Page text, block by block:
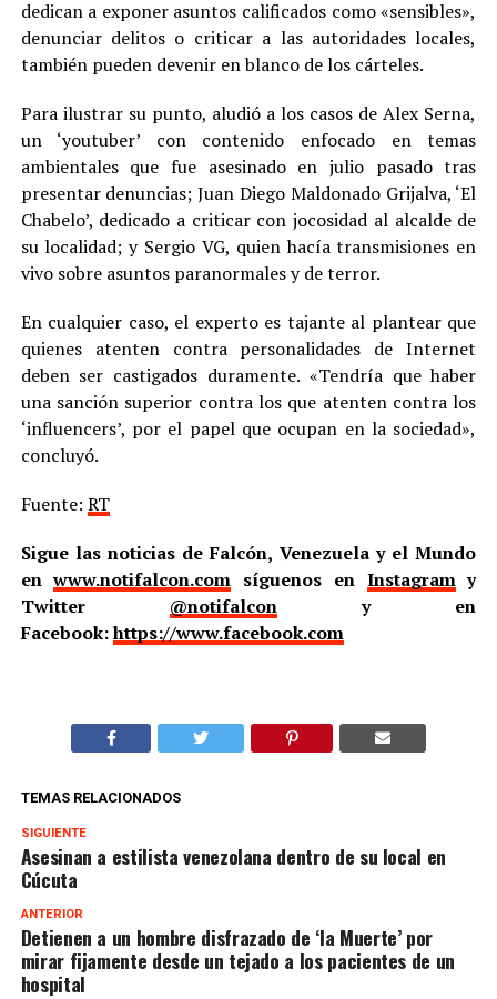
dedican a exponer asuntos calificados como «sensibles»,
denunciar delitos o criticar a las autoridades locales,
también pueden devenir en blanco de los cárteles.
Para ilustrar su punto, aludió a los casos de Alex Serna,
un ‘youtuber’ con contenido enfocado en temas
ambientales que fue asesinado en julio pasado tras
presentar denuncias; Juan Diego Maldonado Grijalva, ‘El
Chabelo’, dedicado a criticar con jocosidad al alcalde de
su localidad; y Sergio VG, quien hacía transmisiones en
vivo sobre asuntos paranormales y de terror.
En cualquier caso, el experto es tajante al plantear que
quienes atenten contra personalidades de Internet
deben ser castigados duramente. «Tendría que haber
una sanción superior contra los que atenten contra los
‘influencers’, por el papel que ocupan en la sociedad»,
concluyó.
Fuente: RT
Sigue las noticias de Falcón, Venezuela y el Mundo
enwww.notifalcon.com síguenos en Instagramy
Twitter @notifalcony en
Facebook:https://www.facebook.com
TEMAS RELACIONADOS
SIGUIENTE
Asesinan a estilista venezolana dentro de su local en
Cúcuta
ANTERIOR
Detienen a un hombre disfrazado de ‘la Muerte’ por
mirar fijamente desde un tejado a los pacientes de un
hospital